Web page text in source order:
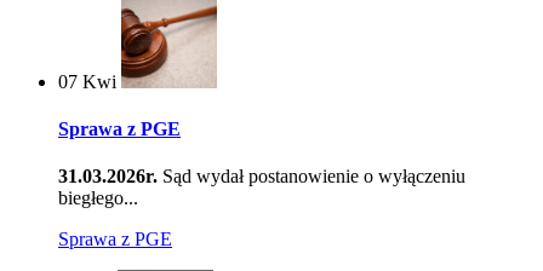
07 Kwi
Sprawa z PGE
31.03.2026r. Sąd wydał postanowienie o wyłączeniu
biegłego...
Sprawa z PGE